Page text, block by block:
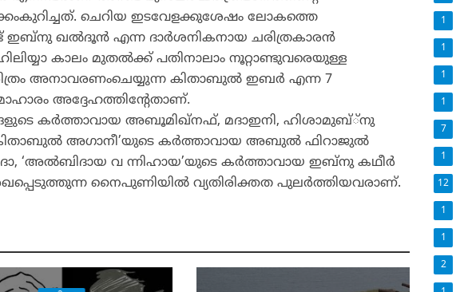
ചെറിയ ഇടവേളക്കുശേഷം ലോകത്തെ
ഇബ്‌നു ഖല്‍ദൂന്‍ എന്ന ദാര്‍ശനികനായ ചരിത്രകാരന്‍
കാലം മുതല്‍ക്ക് പതിനാലാം നൂറ്റാണ്ടുവരെയുള്ള
അനാവരണംചെയ്യുന്ന കിതാബുല്‍ ഇബര്‍ എന്ന 7
അദ്ദേഹത്തിന്റേതാണ്.
കര്‍ത്താവായ അബൂമിഖ്‌നഫ്, മദാഇനി, ഹിശാമുബ്്‌നു
അഗാനീ’യുടെ കര്‍ത്താവായ അബുല്‍ ഫിറാജുല്‍
‘അല്‍ബിദായ വ ന്നിഹായ’യുടെ കര്‍ത്താവായ ഇബ്‌നു കഥീര്‍
നൈപുണിയില്‍ വ്യതിരിക്തത പുലര്‍ത്തിയവരാണ്.
1
1
1
1
7
1
12
1
1
2